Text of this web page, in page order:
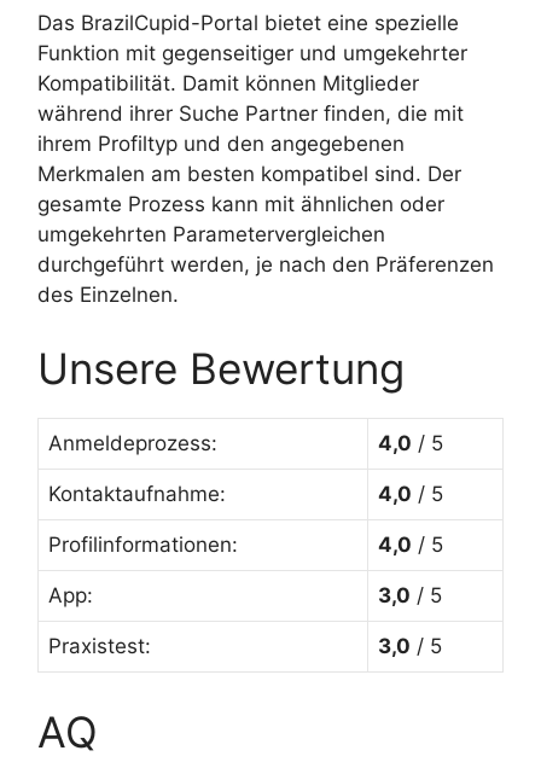
Das BrazilCupid-Portal bietet eine spezielle
Funktion mit gegenseitiger und umgekehrter
Kompatibilität. Damit können Mitglieder
während ihrer Suche Partner finden, die mit
ihrem Profiltyp und den angegebenen
Merkmalen am besten kompatibel sind. Der
gesamte Prozess kann mit ähnlichen oder
umgekehrten Parametervergleichen
durchgeführt werden, je nach den Präferenzen
des Einzelnen.
Unsere Bewertung
Anmeldeprozess: 4,0 / 5
Kontaktaufnahme: 4,0 / 5
Profilinformationen: 4,0 / 5
App: 3,0 / 5
Praxistest: 3,0 / 5
AQ